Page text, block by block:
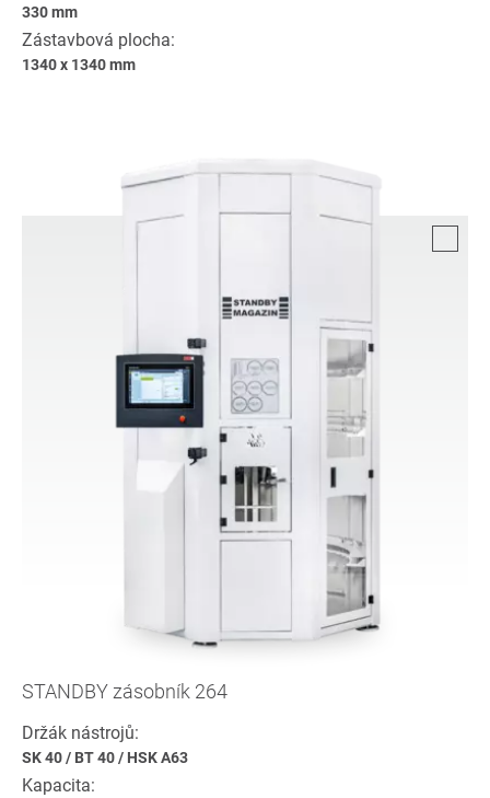
330 mm
Zástavbová plocha:
1340 x 1340 mm
STANDBY zásobník 264
Držák nástrojů:
SK 40/ BT 40/ HSK A63
Kapacita: